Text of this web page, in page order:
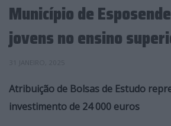
Município de
jovens no ensino
Atribuição de Bolsas de Estudo
investimento de 24 000 euros